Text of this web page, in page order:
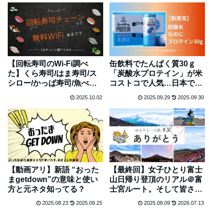
【回転寿司のWi-Fi調べ
た】くら寿司/はま寿司/ス
シロー/かっぱ寿司/魚べ
2025.10.02
缶飲料でたんぱく質30ｇ
「炭酸水プロテイン」が米
コストコで人気…日本での
2025.09.29 2025.09.30
【動画アリ】新語 “おった
まgetdown”の意味と使い
方と元ネタ知ってる？
2025.08.23 2025.09.25
【最終回】女子ひとり富士
山日帰り登頂のリアル＠富
士宮ルート。そして皆さま
ありがとう #30
2025.08.09 2026.07.13